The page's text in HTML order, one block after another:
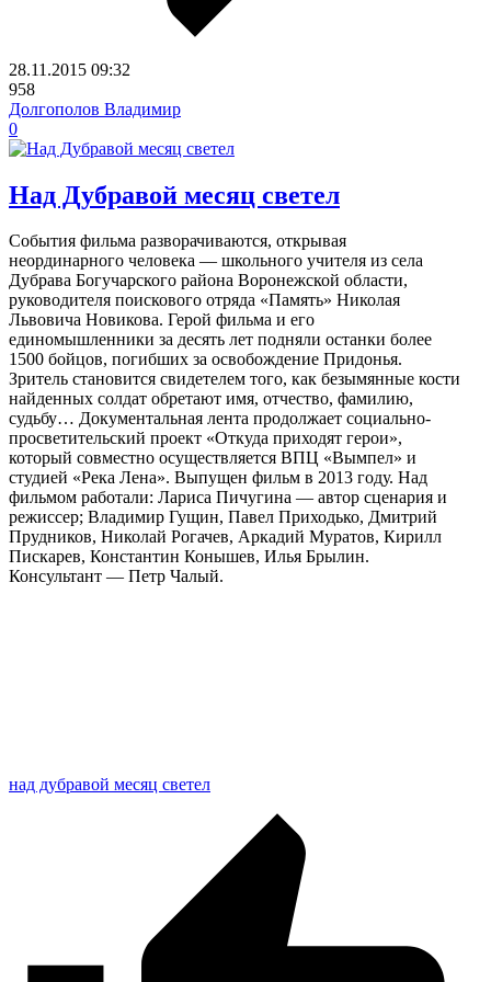
28.11.2015 09:32
958
Долгополов Владимир
0
Над Дубравой месяц светел
События фильма разворачиваются, открывая
неординарного человека — школьного учителя из села
Дубрава Богучарского района Воронежской области,
руководителя поискового отряда «Память» Николая
Львовича Новикова. Герой фильма и его
единомышленники за десять лет подняли останки более
1500 бойцов, погибших за освобождение Придонья.
Зритель становится свидетелем того, как безымянные кости
найденных солдат обретают имя, отчество, фамилию,
судьбу… Документальная лента продолжает социально-
просветительский проект «Откуда приходят герои»,
который совместно осуществляется ВПЦ «Вымпел» и
студией «Река Лена». Выпущен фильм в 2013 году. Над
фильмом работали: Лариса Пичугина — автор сценария и
режиссер; Владимир Гущин, Павел Приходько, Дмитрий
Прудников, Николай Рогачев, Аркадий Муратов, Кирилл
Пискарев, Константин Конышев, Илья Брылин.
Консультант — Петр Чалый.
над дубравой месяц светел